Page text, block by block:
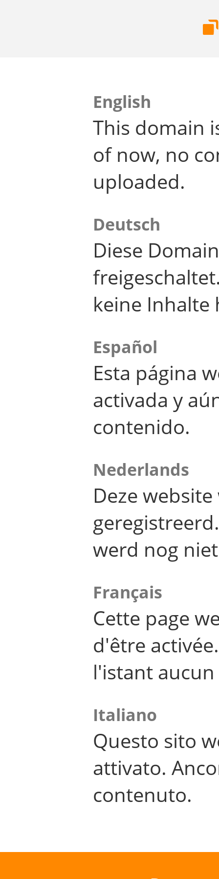
English
This domain
of now, no
uploaded.
Deutsch
Diese
keine Inhalte
Español
Esta página
activada y
contenido.
Nederlands
Deze
werd nog
Français
Cette page
d'être
l'istant
Italiano
Questo sito
attivato.
contenuto.